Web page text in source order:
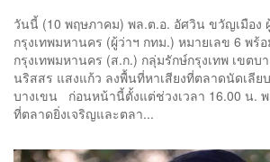
วันนี้ (10 พฤษภาคม) พล.ต.อ. อัศวิน ขวัญเมือง
กรุงเทพมหานคร (ผู้ว่าฯ กทม.) หมายเลข 6 พร้
กรุงเทพมหานคร (ส.ก.) กลุ่มรักษ์กรุงเทพ เขตบ
นริสสร แสงแก้ว ลงพื้นที่หาเสียงที่ตลาดนัดเลีย
บางเขน ก่อนหน้านี้ตั้งแต่ช่วงเวลา 16.00 น.
ที่ตลาดยิ่งเจริญและตลา...